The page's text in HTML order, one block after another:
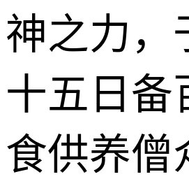
神之力，
十五日备
食供养僧